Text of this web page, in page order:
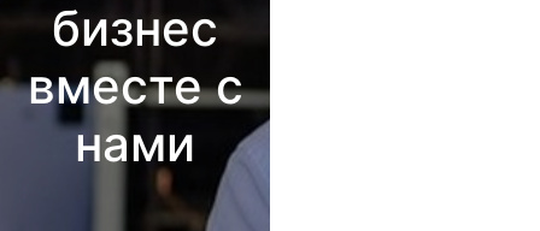
бизнес
вместе с
нами